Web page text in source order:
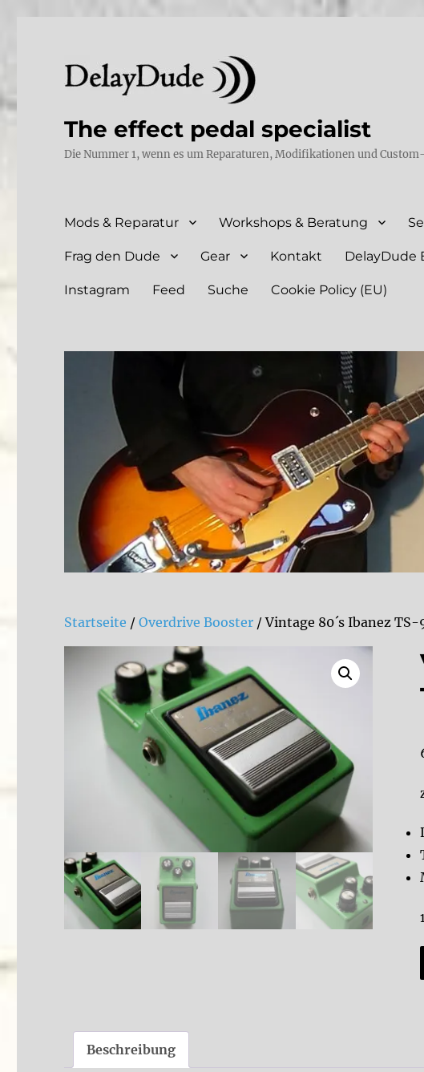
The effect pedal specialist
Die Nummer 1, wenn es um Reparaturen, Modifikationen und
Mods & Reparatur Workshops & Beratung
Frag den Dude Gear Kontakt DelayDude
Instagram Feed Suche Cookie Policy (EU)
Startseite /Overdrive Booster / Vintage 80´s Ibanez
Beschreibung